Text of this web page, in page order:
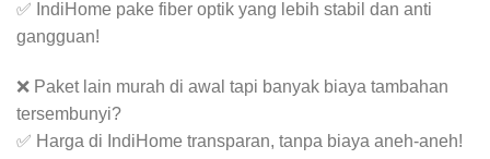
✅ IndiHome pake fiber optik yang lebih stabil dan anti
gangguan!
❌ Paket lain murah di awal tapi banyak biaya tambahan
tersembunyi?
✅ Harga di IndiHome transparan, tanpa biaya aneh-aneh!